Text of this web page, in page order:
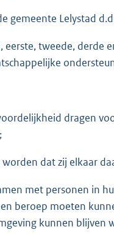
gemeente Lelystad
tweede, derde
dragen
dat zij elkaar
met personen in
beroep moeten
kunnen blijven